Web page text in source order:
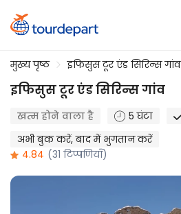
मुख्य पृष्ठ इफिसुस टूर एंड सिरिन्स गांव
इफिसुस टूर एंड सिरिन्स गांव
खत्म होने वाला है 5 घंटा
अभी बुक करें, बाद में भुगतान करें
4.84 (31 टिप्पणियाँ)